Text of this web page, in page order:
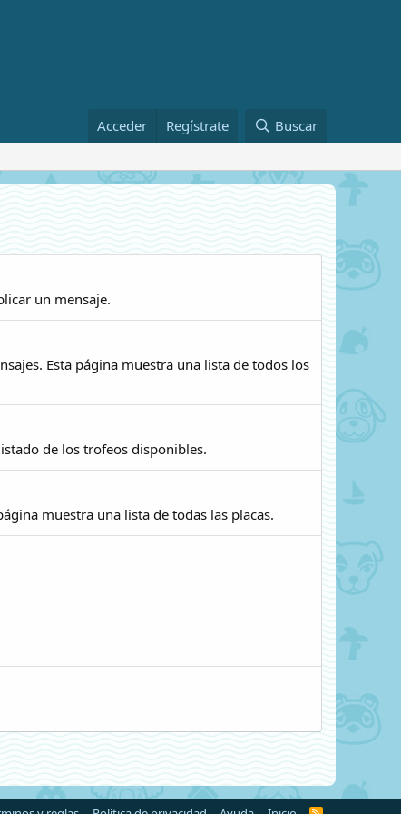
Acceder Regístrate Buscar
un mensaje.
Esta página muestra una lista de todos los
de los trofeos disponibles.
muestra una lista de todas las placas.